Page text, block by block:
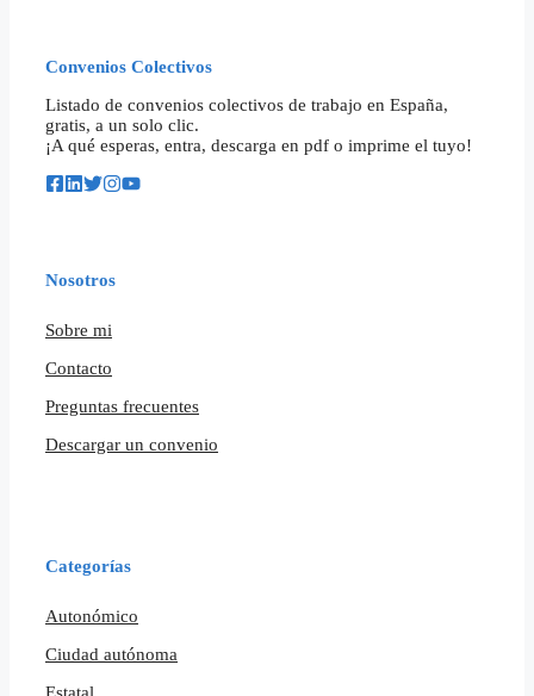
Convenios Colectivos
Listado de convenios colectivos de trabajo en España,
gratis, a un solo clic.
¡A qué esperas, entra, descarga en pdf o imprime el tuyo!
Nosotros
Sobre mi
Contacto
Preguntas frecuentes
Descargar un convenio
Categorías
Autonómico
Ciudad autónoma